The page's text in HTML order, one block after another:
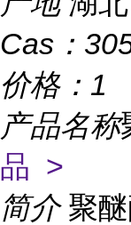
Cas：
价格： 1
产品名称
品 >
简介 聚